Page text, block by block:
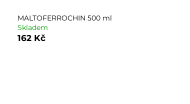
MALTOFERROCHIN 500 ml
Skladem
162 Kč